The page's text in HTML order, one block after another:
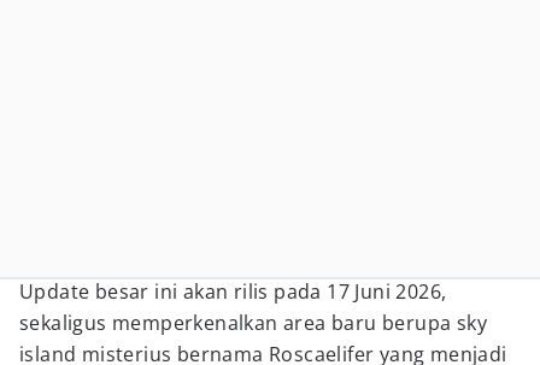
Update besar ini akan rilis pada 17 Juni 2026,
sekaligus memperkenalkan area baru berupa sky
island misterius bernama Roscaelifer yang menjadi